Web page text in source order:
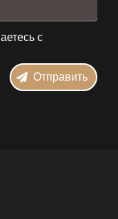
с
Отправить